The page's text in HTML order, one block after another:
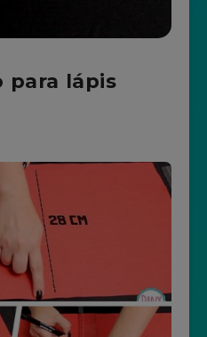
para lápis